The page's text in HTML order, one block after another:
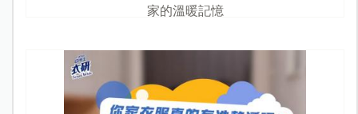
家的溫暖記憶